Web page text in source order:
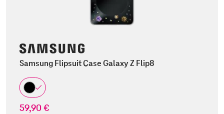
Samsung Flipsuit Case Galaxy Z Flip8
59,90 €